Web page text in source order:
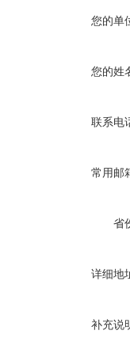
您的单
您的姓
联系电
常用邮
省
详细地
补充说